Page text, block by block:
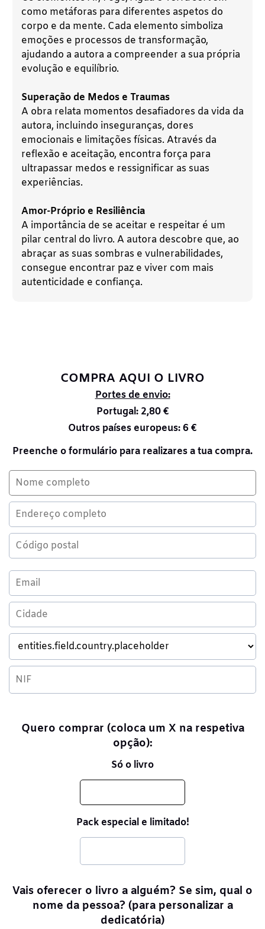
como metáforas para diferentes aspetos do
corpo e da mente. Cada elemento simboliza
emoções e processos de transformação,
ajudando a autora a compreender a sua própria
evolução e equilíbrio.
Superação de Medos e Traumas
A obra relata momentos desafiadores da vida da
autora, incluindo inseguranças, dores
emocionais e limitações físicas. Através da
reflexão e aceitação, encontra força para
ultrapassar medos e ressignificar as suas
experiências.
Amor-Próprio e Resiliência
A importância de se aceitar e respeitar é um
pilar central do livro. A autora descobre que, ao
abraçar as suas sombras e vulnerabilidades,
consegue encontrar paz e viver com mais
autenticidade e confiança.
COMPRA AQUI O LIVRO
Portes de envio:
Portugal: 2,80 €
Outros países europeus: 6 €
Preenche o formulário para realizares a tua compra.
Quero comprar (coloca um X na respetiva
opção):
Só o livro
Pack especial e limitado!
Vais oferecer o livro a alguém? Se sim, qual o
nome da pessoa? (para personalizar a
dedicatória)